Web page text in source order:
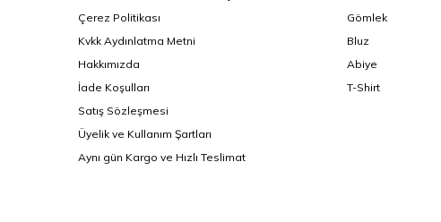
Çerez Politikası
Kvkk Aydınlatma Metni
Hakkımızda
İade Koşulları
Satış Sözleşmesi
Üyelik ve Kullanım Şartları
Aynı gün Kargo ve Hızlı Teslimat
Gömlek
Bluz
Abiye
T-Shirt